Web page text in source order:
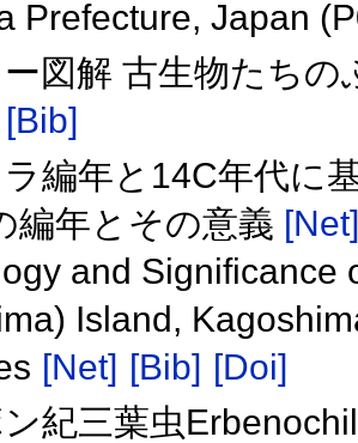
Prefecture, Japan
図解 古生物たち
[Bib]
編年と14C年代に
編年とその意義 [Net]
and Significance
Island,
[Net] [Bib] [Doi]
紀三葉虫